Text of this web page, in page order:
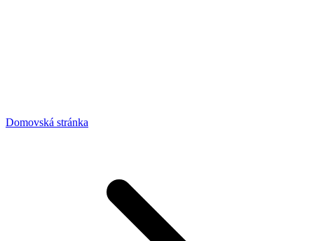
Domovská stránka